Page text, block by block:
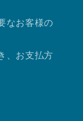
なお客様の
、お支払方